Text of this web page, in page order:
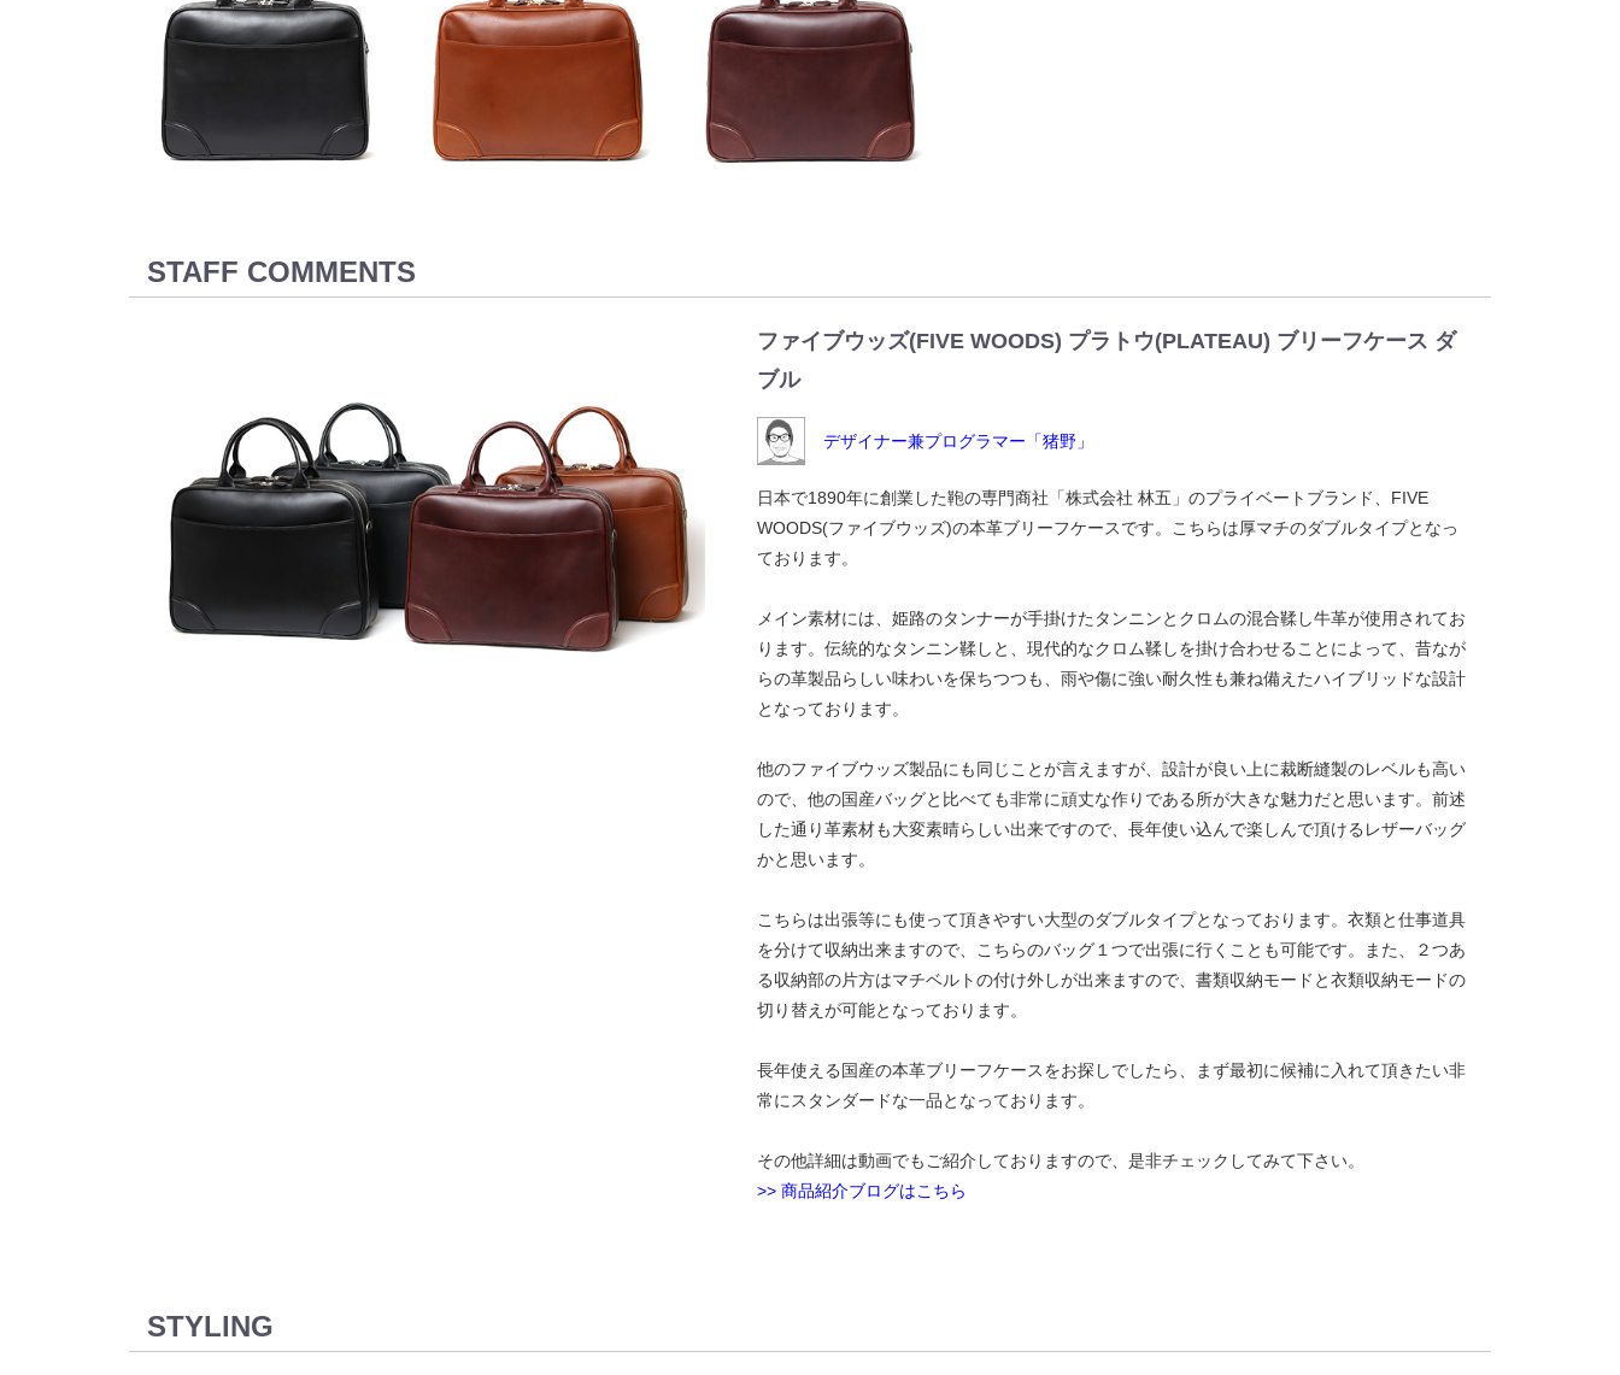
STAFF COMMENTS
ファイブウッズ(FIVE WOODS) プラトウ(PLATEAU) ブリーフケース ダ
ブル
デザイナー兼プログラマー「猪野」
日本で1890年に創業した鞄の専門商社「株式会社 林五」のプライベートブランド、FIVE
WOODS(ファイブウッズ)の本革ブリーフケースです。こちらは厚マチのダブルタイプとなっ
ております。
メイン素材には、姫路のタンナーが手掛けたタンニンとクロムの混合鞣し牛革が使用されてお
ります。伝統的なタンニン鞣しと、現代的なクロム鞣しを掛け合わせることによって、昔なが
らの革製品らしい味わいを保ちつつも、雨や傷に強い耐久性も兼ね備えたハイブリッドな設計
となっております。
他のファイブウッズ製品にも同じことが言えますが、設計が良い上に裁断縫製のレベルも高い
ので、他の国産バッグと比べても非常に頑丈な作りである所が大きな魅力だと思います。前述
した通り革素材も大変素晴らしい出来ですので、長年使い込んで楽しんで頂けるレザーバッグ
かと思います。
こちらは出張等にも使って頂きやすい大型のダブルタイプとなっております。衣類と仕事道具
を分けて収納出来ますので、こちらのバッグ１つで出張に行くことも可能です。また、２つあ
る収納部の片方はマチベルトの付け外しが出来ますので、書類収納モードと衣類収納モードの
切り替えが可能となっております。
長年使える国産の本革ブリーフケースをお探しでしたら、まず最初に候補に入れて頂きたい非
常にスタンダードな一品となっております。
その他詳細は動画でもご紹介しておりますので、是非チェックしてみて下さい。
>> 商品紹介ブログはこちら
STYLING